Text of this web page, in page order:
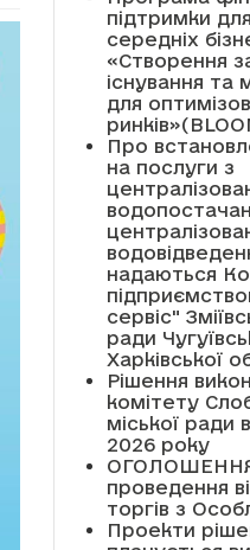
підтримки
середніх
«Створення
існування та
для
Про
на послуги з
надаються
сервіс"
ради
Харківської
Рішення
комітету
міської ради
2026 року
проведення
торгів з
Проекти